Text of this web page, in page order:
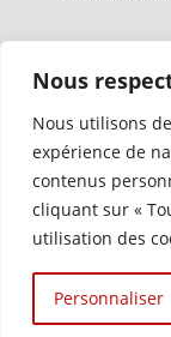
Nous
Nous utilisons
expérience de
contenus
cliquant sur «
utilisation des
Personnaliser
226 rue
T2A